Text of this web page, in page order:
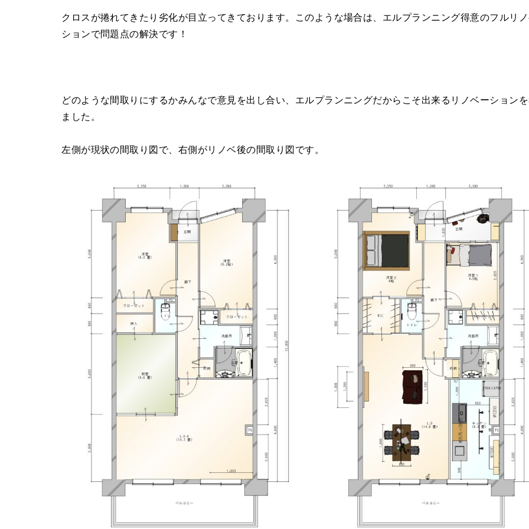
クロスが捲れてきたり劣化が目立ってきております。このような場合は、エルプランニング得意のフルリ
ションで問題点の解決です！
どのような間取りにするかみんなで意見を出し合い、エルプランニングだからこそ出来るリノベーションを
ました。
左側が現状の間取り図で、右側がリノベ後の間取り図です。